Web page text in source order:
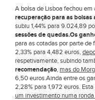
A bolsa de Lisboa fechou
recuperação para as
subiu 1,44% para 9.024,89
sessões de quedas.Os
para as cotadas por parte de
2,33% para 4,482 euros,
respetivamente, subindo
recomendação, mas do
6,50 euros.Ainda entre os
2,28% para 1,972 euros.
um investimento numa